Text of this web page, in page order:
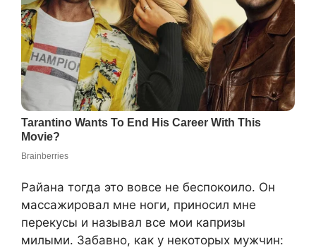
Райана тогда это вовсе не беспокоило. Он
массажировал мне ноги, приносил мне
перекусы и называл все мои капризы
милыми. Забавно, как у некоторых мужчин: